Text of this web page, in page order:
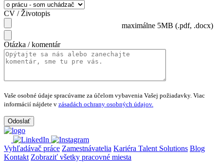
CV / Životopis
maximálne 5MB (.pdf, .docx)
Otázka / komentár
Vaše osobné údaje spracúvame za účelom vybavenia Vašej požiadavky. Viac
informácií nájdete v zásadách ochrany osobných údajov.
Vyhľadávač práce Zamestnávatelia Kariéra Talent Solutions Blog
Kontakt Zobraziť všetky pracovné miesta